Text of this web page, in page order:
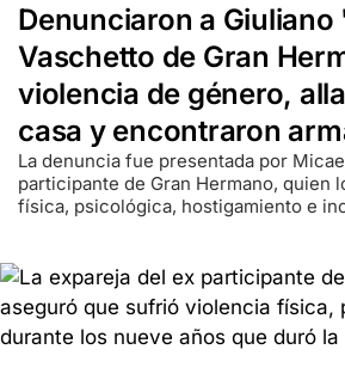
Denunciaron a
Vaschetto de Gran
violencia de género,
casa y encontraron
La denuncia fue presentada por
participante de Gran Hermano, quien
física, psicológica, hostigamiento e